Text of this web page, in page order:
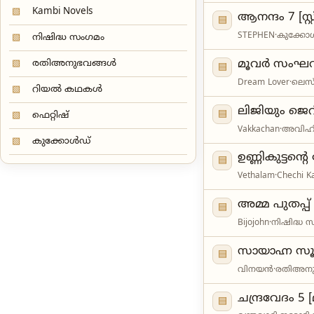
▧ Kambi Novels
▧ നിഷിദ്ധ സംഗമം
▧ രതിഅനുഭവങ്ങൾ
▧ റിയൽ കഥകൾ
▧ ഫെറ്റിഷ്
▧ കുക്കോൾഡ്
▤ ആനന്ദം 7
STEPHEN·
▤ മൂവർ സംഘവും
Dream Lover·
▤ ലിജിയും
Vakkachan·
▤
Vethalam·Chechi
▤ അമ്മ പുതപ്പ്
Bijojohn·നിഷിദ്ധ
▤ സായാഹ്ന
വിനയൻ·
▤ ചന്ദ്രവേദം 5